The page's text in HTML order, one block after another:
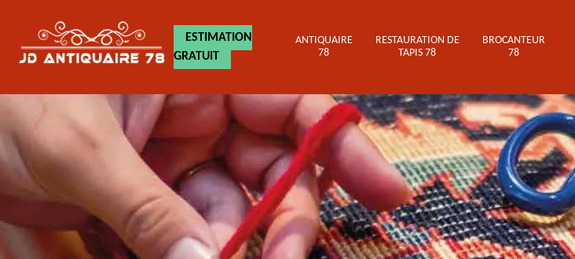
ESTIMATION
GRATUIT
ANTIQUAIRE
78
RESTAURATION DE
TAPIS 78
BROCANTEUR
78